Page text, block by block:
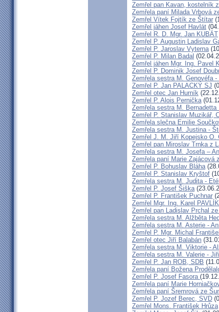
Zemřel pan Kavan, kostelník
Zemřela paní Milada Vrbová
Zemřel Vítek Fojtík ze Štítar
Zemřel jáhen Josef Havlát
Zemřel R. D. Mgr. Jan KUBÁT
Zemřel P. Augustin Ladislav
Zemřel P. Jaroslav Vyterna
Zemřel P. Milan Badal
Zemřel jáhen Mgr. Ing. Pavel
Zemřel P. Dominik Josef
Zemřela sestra M. Genovéfa
Zemřel P. Jan PALACKÝ SJ
Zemřel otec Jan Hurník
Zemřel P. Alois Pernička
Zemřela sestra M. Bernadetta
Zemřel P. Stanislav Muzikář,
Zemřela slečna Emilie
Zemřela sestra M. Justina -
Zemřel J. M. Jiří Kopejsko O.
Zemřel pan Miroslav Trnka z
Zemřela sestra M. Josefa –
Zemřela paní Marie Zajácová
Zemřel P. Bohuslav Bláha
Zemřel P. Stanislav Kryštof
Zemřela sestra M. Judita -
Zemřel P. Josef Šiška
Zemřel P. František Puchnar
Zemřel Mgr. Ing. Karel
Zemřel pan Ladislav Prchal
Zemřela sestra M. Alžběta
Zemřela sestra M. Asterie -
Zemřel P. Mgr. Michal
Zemřel otec Jiří Balabán
Zemřela sestra M. Viktorie -
Zemřela sestra M. Valerie -
Zemřel P. Jan ROB, SDB
Zemřela paní Božena
Zemřel P. Josef Fasora
Zemřela paní Marie
Zemřela paní Šremrová ze
Zemřel P. Jozef Berec, SVD
Zemřel Mons. František Hrůza